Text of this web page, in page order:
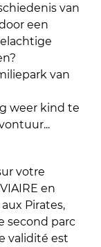
van
een
van
weer kind te
votre
en
Pirates,
second parc
validité est